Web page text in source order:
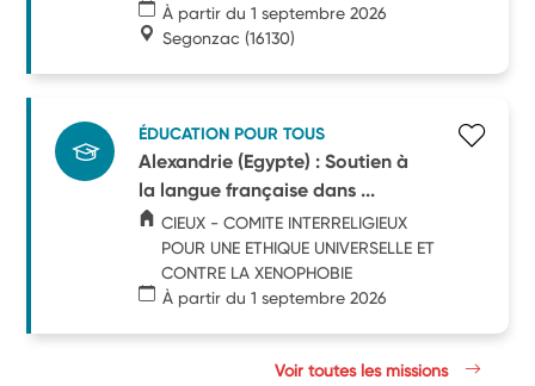
À partir du 1 septembre 2026
Segonzac (16130)
ÉDUCATION POUR TOUS
Alexandrie (Egypte) : Soutien à
la langue française dans ...
CIEUX - COMITE INTERRELIGIEUX
POUR UNE ETHIQUE UNIVERSELLE ET
CONTRE LA XENOPHOBIE
À partir du 1 septembre 2026
Voir toutes les missions